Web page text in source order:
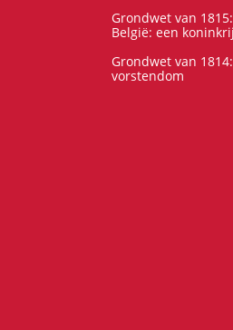
Grondwet van
België: een
Grondwet van
vorstendom